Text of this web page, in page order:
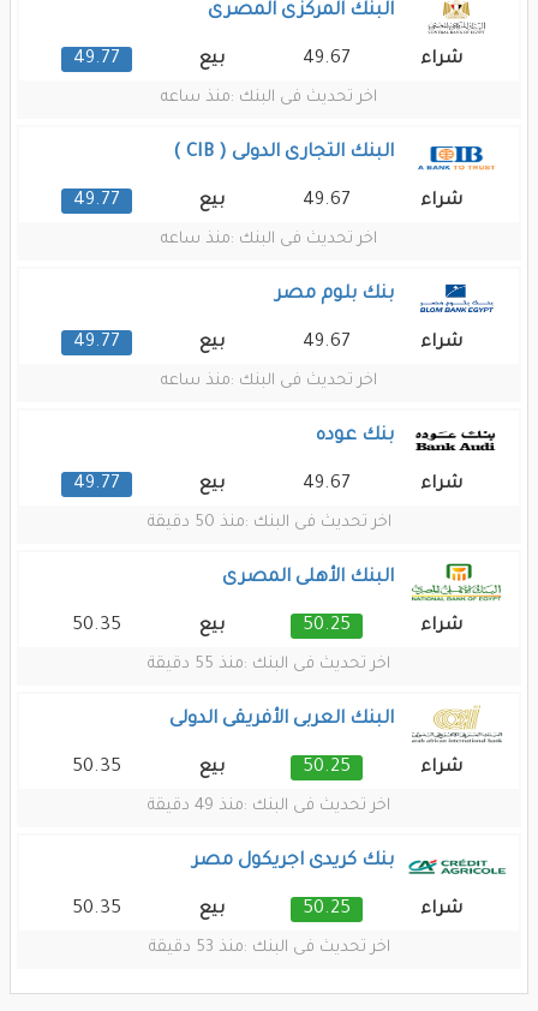
البنك المركزى المصرى
شراء 49.67 بيع 49.77
اخر تحديث فى البنك :منذ ساعه
البنك التجارى الدولى ( CIB )
شراء 49.67 بيع 49.77
اخر تحديث فى البنك :منذ ساعه
بنك بلوم مصر
شراء 49.67 بيع 49.77
اخر تحديث فى البنك :منذ ساعه
بنك عوده
شراء 49.67 بيع 49.77
اخر تحديث فى البنك :منذ 50 دقيقة
البنك الأهلى المصرى
شراء 50.25 بيع 50.35
اخر تحديث فى البنك :منذ 55 دقيقة
البنك العربى الأفريقى الدولى
شراء 50.25 بيع 50.35
اخر تحديث فى البنك :منذ 49 دقيقة
بنك كريدى اجريكول مصر
شراء 50.25 بيع 50.35
اخر تحديث فى البنك :منذ 53 دقيقة